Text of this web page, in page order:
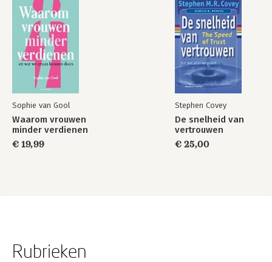
Sophie van Gool
Waarom vrouwen
minder verdienen
€ 19,99
Stephen Covey
De snelheid van
vertrouwen
€ 25,00
Rubrieken